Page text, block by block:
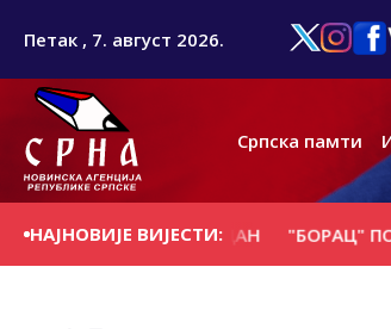
Петак , 7. август 2026.
Српска памти
НАЈНОВИЈЕ ВИЈЕСТИ:
НА ДАНАШЊИ ДАН "БОРАЦ"